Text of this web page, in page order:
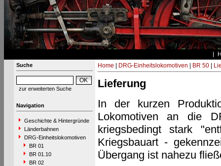
Suche
zur erweiterten Suche
Navigation
Geschichte & Hintergründe
Länderbahnen
DRG-Einheitslokomotiven
BR 01
BR 01.10
BR 02
Home DRG-Einheitslokomotiven BR 50|
Lieferung
In der kurzen
Lokomotiven an die
kriegsbedingt stark
Kriegsbauart -
Übergang ist nahezu